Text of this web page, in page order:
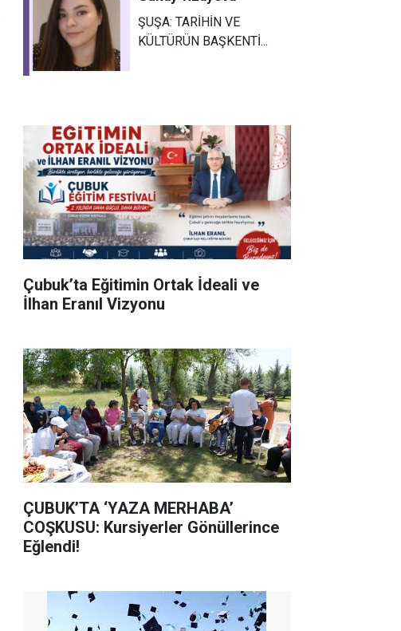
ŞUŞA: TARİHİN VE
KÜLTÜRÜN BAŞKENTİ...
Çubuk’ta Eğitimin Ortak İdeali ve
İlhan Eranıl Vizyonu
ÇUBUK’TA ‘YAZA MERHABA’
COŞKUSU: Kursiyerler Gönüllerince
Eğlendi!